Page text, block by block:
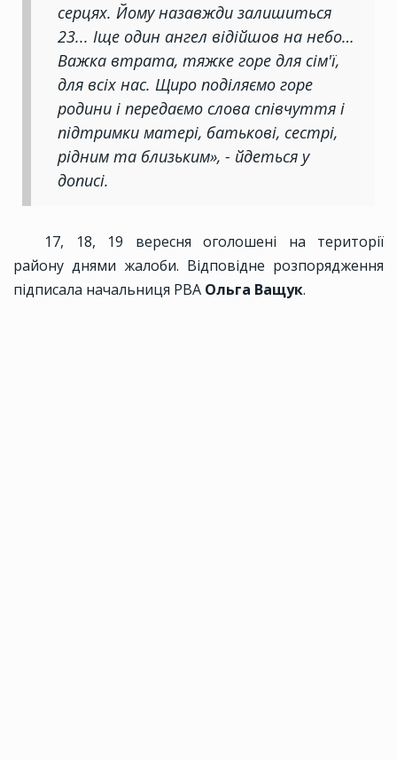
серцях. Йому назавжди залишиться
23... Іще один ангел відійшов на небо…
Важка втрата, тяжке горе для сім'ї,
для всіх нас. Щиро поділяємо горе
родини і передаємо слова співчуття і
підтримки матері, батькові, сестрі,
рідним та близьким», - йдеться у
дописі.
17, 18, 19 вересня оголошені на території
району днями жалоби. Відповідне розпорядження
підписала начальниця РВА Ольга Ващук.